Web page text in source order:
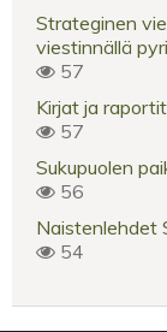
Strateginen
viestinnällä
57
Kirjat ja
57
Sukupuolen
56
Naistenlehdet
54